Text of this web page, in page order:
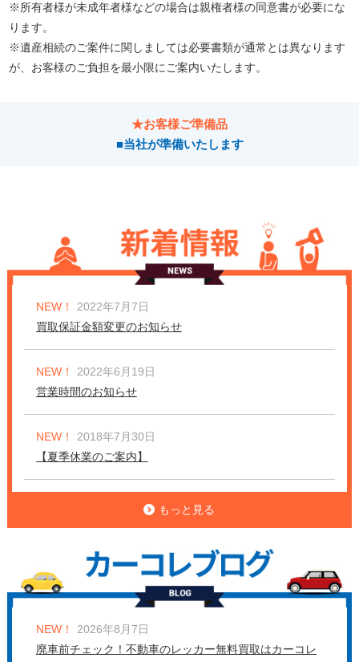
※所有者様が未成年者様などの場合は親権者様の同意書が必要にな
ります。
※遺産相続のご案件に関しましては必要書類が通常とは異なります
が、お客様のご負担を最小限にご案内いたします。
★お客様ご準備品
■当社が準備いたします
NEW！
2022年7月7日
買取保証金額変更のお知らせ
NEW！
2022年6月19日
営業時間のお知らせ
NEW！
2018年7月30日
【夏季休業のご案内】
もっと見る
NEW！
2026年8月7日
廃車前チェック！不動車のレッカー無料買取はカーコレ